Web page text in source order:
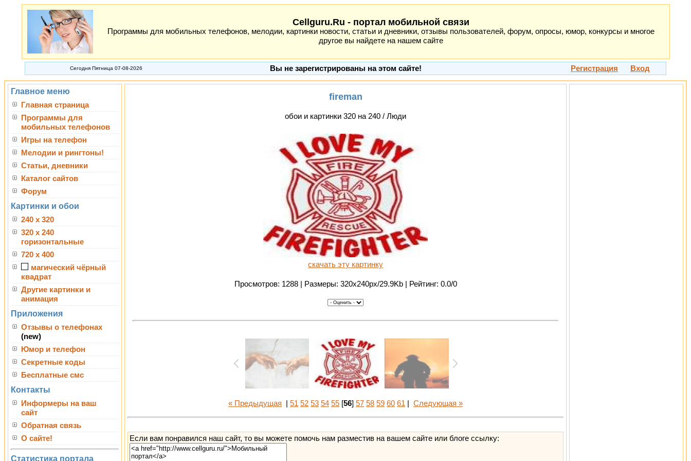
Cellguru.Ru - портал мобильной связи
Программы для мобильных телефонов, мелодии, картинки новости, статьи и дневники, отзывы пользователей, форум, опросы, юмор, конкурсы и многое
другое вы найдете на нашем сайте
Сегодня Пятница 07-08-2026 Вы не зарегистрированы на этом сайте! Регистрация Вход
Главное меню
Главная страница
Программы для
мобильных телефонов
Игры на телефон
Мелодии и рингтоны!
Статьи, дневники
Каталог сайтов
Форум
Картинки и обои
240 x 320
320 x 240
горизонтальные
720 x 400
магический чёрный
квадрат
Другие картинки и
анимация
Приложения
Отзывы о телефонах
(new)
Юмор и телефон
Секретные коды
Бесплатные смс
Контакты
Информеры на ваш
сайт
Обратная связь
О сайте!
Статистика портала
fireman
обои и картинки 320 на 240 / Люди
скачать эту картинку
Просмотров: 1288 | Размеры: 320x240px/29.9Kb | Рейтинг: 0.0/0
« Предыдущая 51 52 53 54 55 [56] 57 58 59 60 61 Следующая »
Если вам понравился наш сайт, то вы можете помочь нам разместив на вашем сайте или блоге ссылку: